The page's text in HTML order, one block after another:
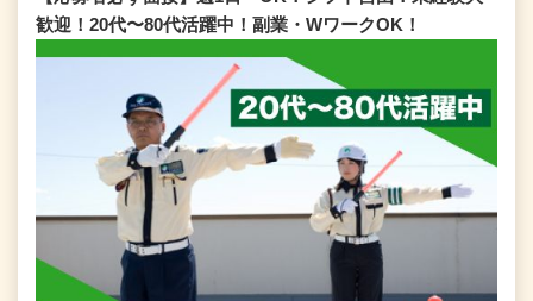
歓迎！20代〜80代活躍中！副業・WワークOK！